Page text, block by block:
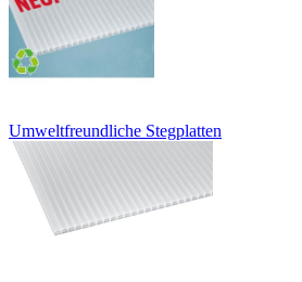
Umweltfreundliche Stegplatten